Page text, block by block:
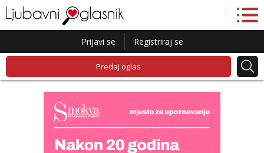
Prijavi se Registriraj se
Predaj oglas